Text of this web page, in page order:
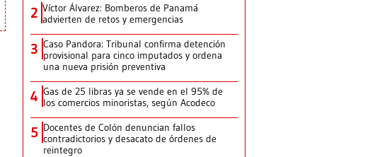
2 Víctor Álvarez: Bomberos de Panamá
advierten de retos y emergencias
3 Caso Pandora: Tribunal confirma detención
provisional para cinco imputados y ordena
una nueva prisión preventiva
4 Gas de 25 libras ya se vende en el 95% de
los comercios minoristas, según Acodeco
5 Docentes de Colón denuncian fallos
contradictorios y desacato de órdenes de
reintegro